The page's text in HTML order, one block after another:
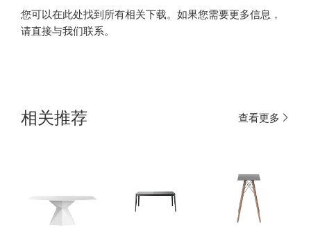
您可以在此处找到所有相关下载。如果您需要更多信息，
请直接与我们联系。
相关推荐 查看更多